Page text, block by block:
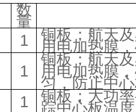
数
量
1 铜板；航天
用电加热膜
1
铜板；航天
用电加热膜
匀，防止中
1 铜板；大功
踪中心板温